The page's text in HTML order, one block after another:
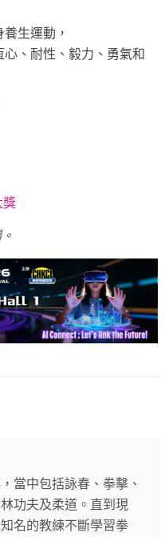
生運動，
、耐性、毅力、勇氣和
獎
當中包括詠春、拳擊、
功夫及柔道。直到現
名的教練不斷學習拳